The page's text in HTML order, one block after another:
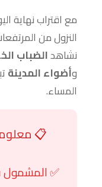
مع اقتراب نهاية
النزول من
نشاهدالضباب
وأضواء المدينة
المساء.
📋
✅ المشمول